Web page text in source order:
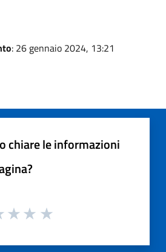
: 26 gennaio 2024, 13:21
chiare le informazioni